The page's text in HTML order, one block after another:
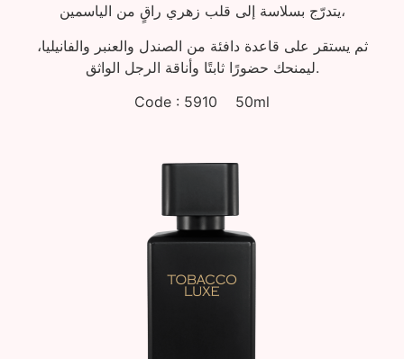
يتدرّج بسلاسة إلى قلب زهري راقٍ من الياسمين،
ثم يستقر على قاعدة دافئة من الصندل والعنبر والفانيليا،
ليمنحك حضورًا ثابتًا وأناقة الرجل الواثق.
Code : 5910 50ml